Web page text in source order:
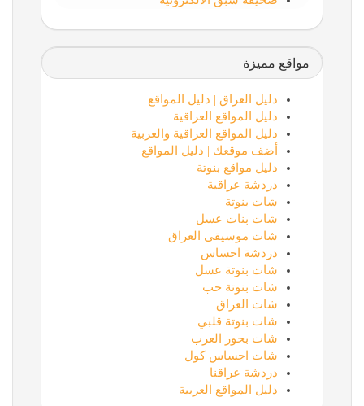
مواقع مميزة
دليل العراق | دليل المواقع
دليل المواقع العراقية
دليل المواقع العراقية والعربية
أضف موقعك | دليل المواقع
دليل مواقع بنوتة
دردشة عراقية
شات بنوتة
شات بنات عسل
شات موسيقى العراق
دردشة احساس
شات بنوتة عسل
شات بنوتة حب
شات العراق
شات بنوتة قلبي
شات بحور العرب
شات احساس كول
دردشة عراقنا
دليل المواقع العربية